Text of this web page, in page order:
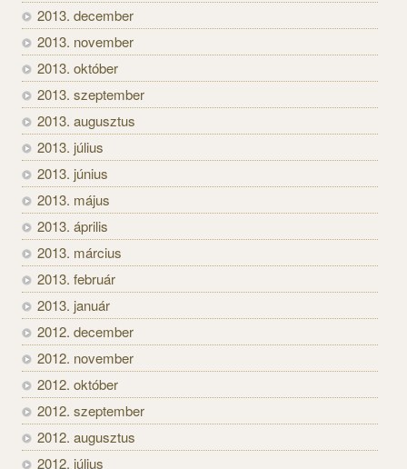
2013. december
2013. november
2013. október
2013. szeptember
2013. augusztus
2013. július
2013. június
2013. május
2013. április
2013. március
2013. február
2013. január
2012. december
2012. november
2012. október
2012. szeptember
2012. augusztus
2012. július